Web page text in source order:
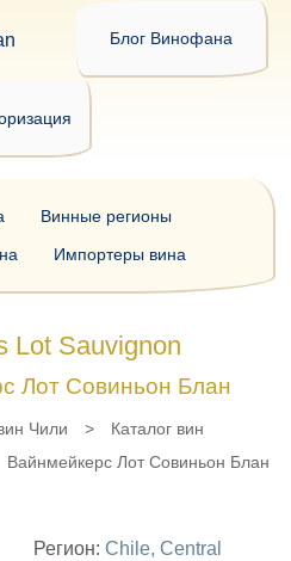
Блог Винофана
Lot Sauvignon
Лот Совиньон Блан
Чили >
Каталог вин
Вайнмейкерс Лот Совиньон Блан
Регион: Chile, Central
Винные регионы
Импортеры вина